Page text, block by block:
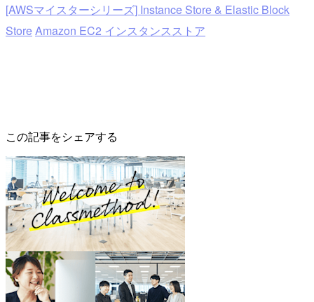
[AWSマイスターシリーズ] Instance Store & Elastic Block
StoreAmazon EC2 インスタンスストア
この記事をシェアする